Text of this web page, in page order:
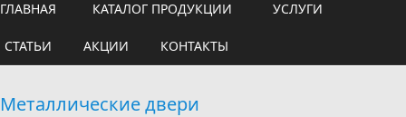
ГЛАВНАЯ КАТАЛОГ ПРОДУКЦИИ УСЛУГИ
СТАТЬИ АКЦИИ КОНТАКТЫ
Металлические двери